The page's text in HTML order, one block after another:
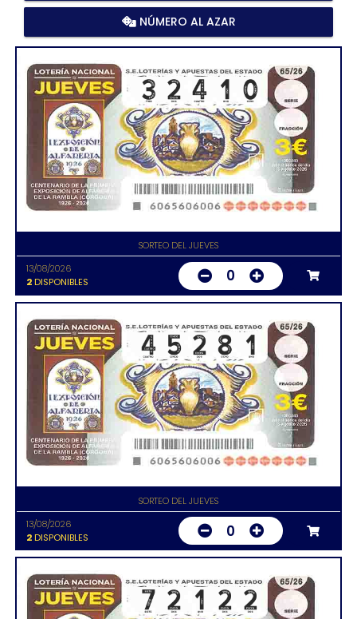
NÚMERO AL AZAR
SORTEO DEL JUEVES
13/08/2026
2DISPONIBLES 0
SORTEO DEL JUEVES
13/08/2026
2DISPONIBLES 0